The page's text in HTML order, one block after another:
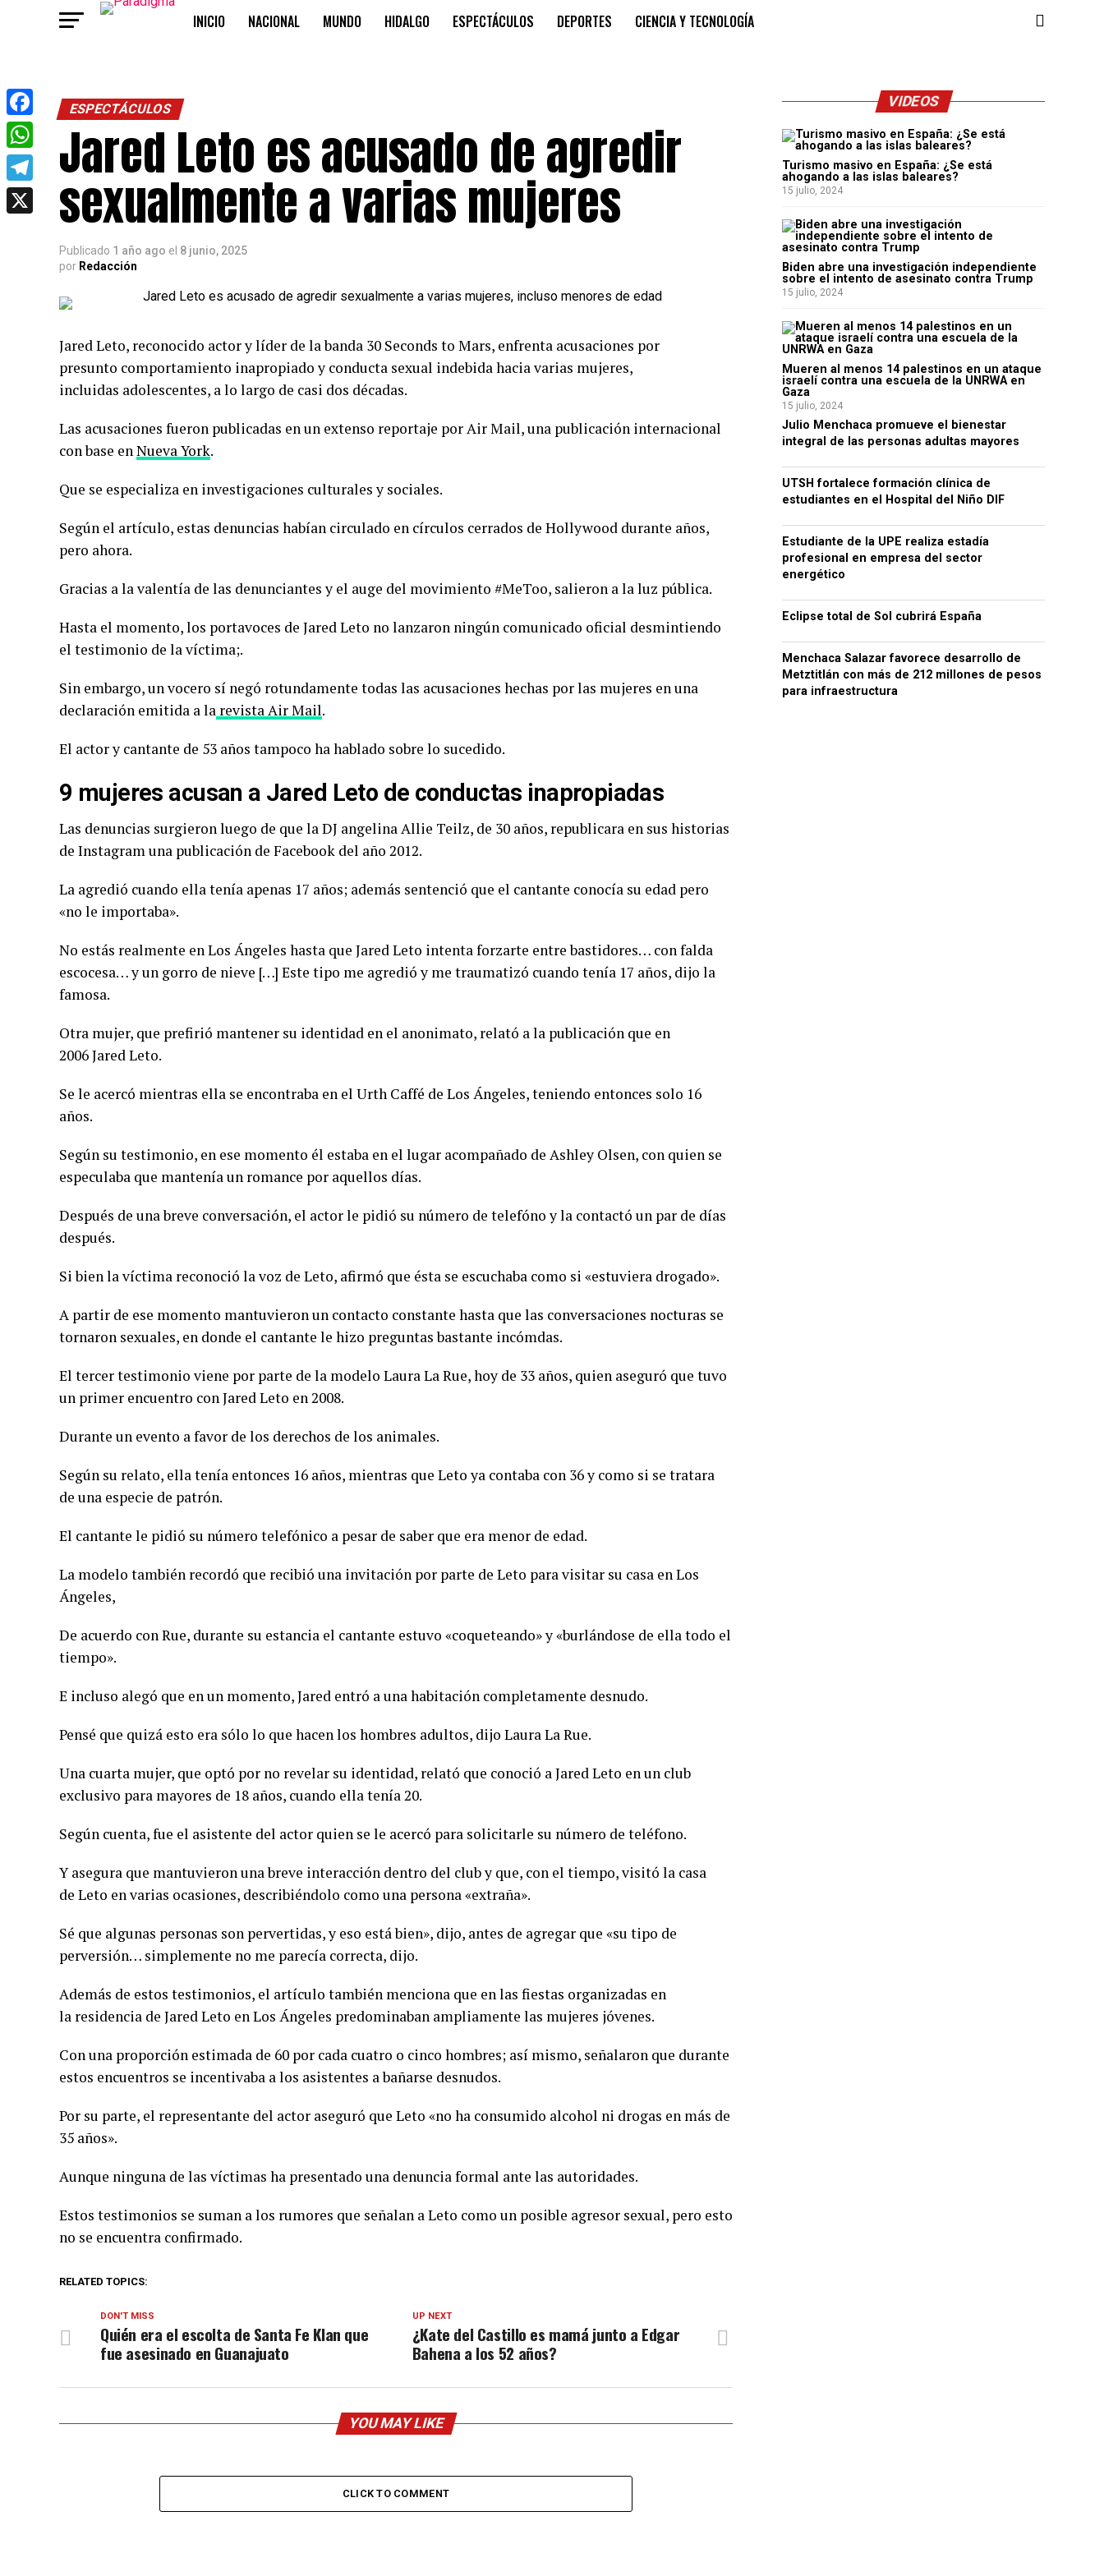
INICIO NACIONAL MUNDO HIDALGO ESPECTÁCULOS DEPORTES CIENCIA Y TECNOLOGÍA
ESPECTÁCULOS
Jared Leto es acusado de agredir
sexualmente a varias mujeres
Publicado 1 año ago el 8 junio, 2025
por Redacción
Jared Leto, reconocido actor y líder de la banda 30 Seconds to Mars, enfrenta acusaciones por
presunto comportamiento inapropiado y conducta sexual indebida hacia varias mujeres,
incluidas adolescentes, a lo largo de casi dos décadas.
Las acusaciones fueron publicadas en un extenso reportaje por Air Mail, una publicación internacional
con base enNueva York.
Que se especializa en investigaciones culturales y sociales.
Según el artículo, estas denuncias habían circulado en círculos cerrados de Hollywood durante años,
pero ahora.
Gracias a la valentía de las denunciantes y el auge del movimiento #MeToo, salieron a la luz pública.
Hasta el momento, los portavoces de Jared Leto no lanzaron ningún comunicado oficial desmintiendo
el testimonio de la víctima;.
Sin embargo, un vocero sí negó rotundamente todas las acusaciones hechas por las mujeres en una
declaración emitida a la revista Air Mail.
El actor y cantante de 53 años tampoco ha hablado sobre lo sucedido.
9 mujeres acusan a Jared Leto de conductas inapropiadas
Las denuncias surgieron luego de que la DJ angelina Allie Teilz, de 30 años, republicara en sus historias
de Instagram una publicación de Facebook del año 2012.
La agredió cuando ella tenía apenas 17 años; además sentenció que el cantante conocía su edad pero
«no le importaba».
No estás realmente en Los Ángeles hasta que Jared Leto intenta forzarte entre bastidores… con falda
escocesa… y un gorro de nieve […] Este tipo me agredió y me traumatizó cuando tenía 17 años, dijo la
famosa.
Otra mujer, que prefirió mantener su identidad en el anonimato, relató a la publicación que en
2006 Jared Leto.
Se le acercó mientras ella se encontraba en el Urth Caffé de Los Ángeles, teniendo entonces solo 16
años.
Según su testimonio, en ese momento él estaba en el lugar acompañado de Ashley Olsen, con quien se
especulaba que mantenía un romance por aquellos días.
Después de una breve conversación, el actor le pidió su número de telefóno y la contactó un par de días
después.
Si bien la víctima reconoció la voz de Leto, afirmó que ésta se escuchaba como si «estuviera drogado».
A partir de ese momento mantuvieron un contacto constante hasta que las conversaciones nocturas se
tornaron sexuales, en donde el cantante le hizo preguntas bastante incómdas.
El tercer testimonio viene por parte de la modelo Laura La Rue, hoy de 33 años, quien aseguró que tuvo
un primer encuentro con Jared Leto en 2008.
Durante un evento a favor de los derechos de los animales.
Según su relato, ella tenía entonces 16 años, mientras que Leto ya contaba con 36 y como si se tratara
de una especie de patrón.
El cantante le pidió su número telefónico a pesar de saber que era menor de edad.
La modelo también recordó que recibió una invitación por parte de Leto para visitar su casa en Los
Ángeles,
De acuerdo con Rue, durante su estancia el cantante estuvo «coqueteando» y «burlándose de ella todo el
tiempo».
E incluso alegó que en un momento, Jared entró a una habitación completamente desnudo.
Pensé que quizá esto era sólo lo que hacen los hombres adultos, dijo Laura La Rue.
Una cuarta mujer, que optó por no revelar su identidad, relató que conoció a Jared Leto en un club
exclusivo para mayores de 18 años, cuando ella tenía 20.
Según cuenta, fue el asistente del actor quien se le acercó para solicitarle su número de teléfono.
Y asegura que mantuvieron una breve interacción dentro del club y que, con el tiempo, visitó la casa
de Leto en varias ocasiones, describiéndolo como una persona «extraña».
Sé que algunas personas son pervertidas, y eso está bien», dijo, antes de agregar que «su tipo de
perversión… simplemente no me parecía correcta, dijo.
Además de estos testimonios, el artículo también menciona que en las fiestas organizadas en
la residencia de Jared Leto en Los Ángeles predominaban ampliamente las mujeres jóvenes.
Con una proporción estimada de 60 por cada cuatro o cinco hombres; así mismo, señalaron que durante
estos encuentros se incentivaba a los asistentes a bañarse desnudos.
Por su parte, el representante del actor aseguró que Leto «no ha consumido alcohol ni drogas en más de
35 años».
Aunque ninguna de las víctimas ha presentado una denuncia formal ante las autoridades.
Estos testimonios se suman a los rumores que señalan a Leto como un posible agresor sexual, pero esto
no se encuentra confirmado.
RELATED TOPICS:
UP NEXT
¿Kate del Castillo es mamá junto a Edgar
Bahena a los 52 años?
DON'T MISS
Quién era el escolta de Santa Fe Klan que
fue asesinado en Guanajuato
YOU MAY LIKE
CLICK TO COMMENT
VIDEOS
Turismo masivo en España: ¿Se está
ahogando a las islas baleares?
15 julio, 2024
Biden abre una investigación independiente
sobre el intento de asesinato contra Trump
15 julio, 2024
Mueren al menos 14 palestinos en un ataque
israelí contra una escuela de la UNRWA en
Gaza
15 julio, 2024
Julio Menchaca promueve el bienestar
integral de las personas adultas mayores
UTSH fortalece formación clínica de
estudiantes en el Hospital del Niño DIF
Estudiante de la UPE realiza estadía
profesional en empresa del sector
energético
Eclipse total de Sol cubrirá España
Menchaca Salazar favorece desarrollo de
Metztitlán con más de 212 millones de pesos
para infraestructura
Facebook
WhatsApp
Telegram